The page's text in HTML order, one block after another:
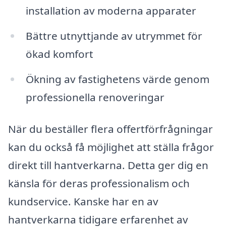
installation av moderna apparater
Bättre utnyttjande av utrymmet för
ökad komfort
Ökning av fastighetens värde genom
professionella renoveringar
När du beställer flera offertförfrågningar
kan du också få möjlighet att ställa frågor
direkt till hantverkarna. Detta ger dig en
känsla för deras professionalism och
kundservice. Kanske har en av
hantverkarna tidigare erfarenhet av